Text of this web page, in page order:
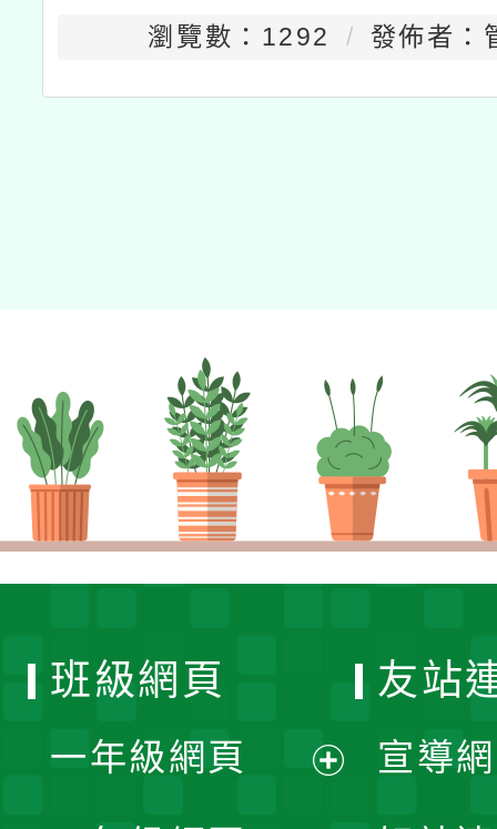
瀏覽數：1292 發佈者：
班級網頁
一年級網頁
友站
宣導